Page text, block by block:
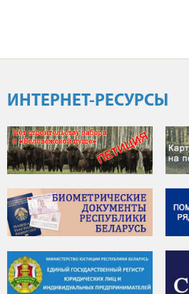
ИНТЕРНЕТ-РЕСУРСЫ